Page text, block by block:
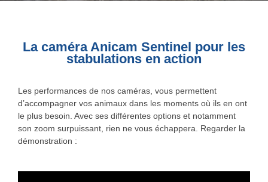
La caméra Anicam Sentinel pour les
stabulations en action
Les performances de nos caméras, vous permettent
d’accompagner vos animaux dans les moments où ils en ont
le plus besoin. Avec ses différentes options et notamment
son zoom surpuissant, rien ne vous échappera. Regarder la
démonstration :